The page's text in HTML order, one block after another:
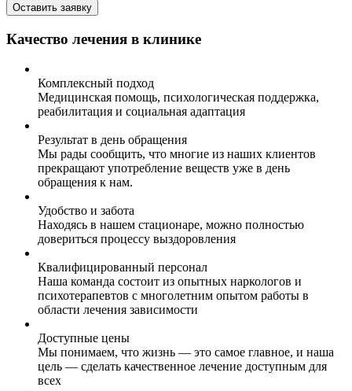
Оставить заявку
Качество лечения в клинике
Комплексный подход
Медицинская помощь, психологическая поддержка,
реабилитация и социальная адаптация
Результат в день обращения
Мы рады сообщить, что многие из наших клиентов
прекращают употребление веществ уже в день
обращения к нам.
Удобство и забота
Находясь в нашем стационаре, можно полностью
довериться процессу выздоровления
Квалифицированный персонал
Наша команда состоит из опытных наркологов и
психотерапевтов с многолетним опытом работы в
области лечения зависимости
Доступные цены
Мы понимаем, что жизнь — это самое главное, и наша
цель — сделать качественное лечение доступным для
всех